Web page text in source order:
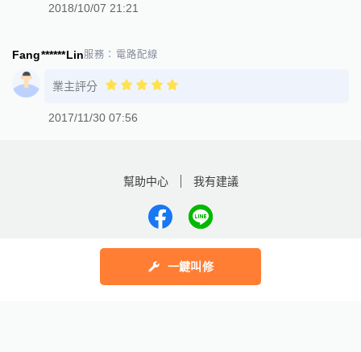
一鍵叫修
2018/10/07 21:21
Fang******Lin 服務： 電路配線
業主評分
2017/11/30 07:56
幫助中心 我有建議
Copyright © 2025 by Addcn Technology Co., Ltd. All Rights reserved